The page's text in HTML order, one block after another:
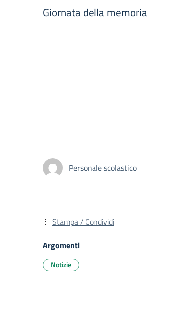
Giornata della memoria
Personale scolastico
Stampa / Condividi
Argomenti
Notizie